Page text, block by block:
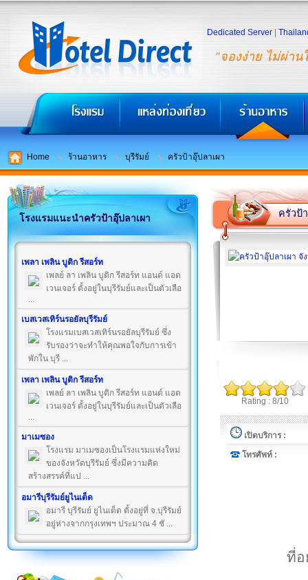
"จองง่าย ไม่ผ่าน
Dedicated Server
Home ร้านอาหาร บุรีรัมย์ ครัวป้าอุ๊ปลาเผา
โรงแรมแนะนำครัวป้าอุ๊ปลาเผา
เพลา เพลิน บูติก รีสอร์ท
เพลย์ ลา เพลิน บูติก รีสอร์ท แอนด์ แอด
เวนเจอร์ ตั้งอยู่ในบุรีรัมย์และเป็นตัวเลือ
...
เบสเวสเทิร์นรอยัลบุรีรัมย์
โรงแรมเบสเวสเทิร์นรอยัลบุรีรัมย์ ซึ่ง
รับรองว่าจะทำให้คุณพอใจกับการเข้า
พักใน บุรี ...
เพลา เพลิน บูติก รีสอร์ท
เพลย์ ลา เพลิน บูติก รีสอร์ท แอนด์ แอด
เวนเจอร์ ตั้งอยู่ในบุรีรัมย์และเป็นตัวเลือ
...
มาเมซอง
โรงแรม มาเมซองเป็นโรงแรมแห่งใหม่
ของจังหวัดบุรีรัมย์ ซึ่งมีความคิด
สร้างสรรค์ที่แป ...
อมารีบุรีรัมย์ยูไนเต็ด
อมารี บุรีรัมย์ ยูไนเต็ด ตั้งอยู่ที่ จ.บุรีรัมย์
อยู่ห่างจากกรุงเทพฯ ประมาณ 4 ชั ...
ครัวป้
Rating : 8/10
เปิดบริการ :
โทรศัพท์ :
ที่อ